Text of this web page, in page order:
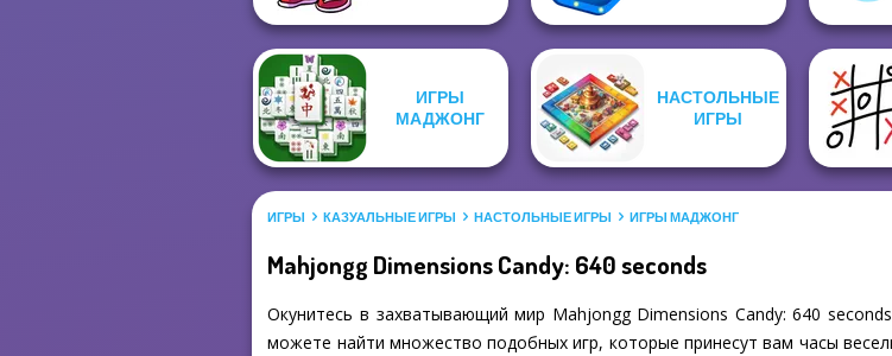
ИГРЫ
МАДЖОНГ
НАСТОЛЬНЫЕ
ИГРЫ
ИГРЫ КАЗУАЛЬНЫЕ ИГРЫ НАСТОЛЬНЫЕ ИГРЫ ИГРЫ МАДЖОНГ
Mahjongg Dimensions Candy: 640 seconds
Окунитесь в захватывающий мир Mahjongg Dimensions Candy: 640
можете найти множество подобных игр, которые принесут вам часы